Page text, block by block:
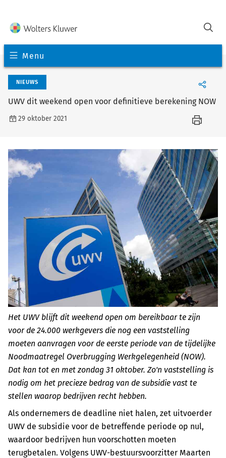
Menu
NIEUWS
UWV dit weekend open voor definitieve berekening NOW
29 oktober 2021
Het UWV blijft dit weekend open om bereikbaar te zijn
voor de 24.000 werkgevers die nog een vaststelling
moeten aanvragen voor de eerste periode van de tijdelijke
Noodmaatregel Overbrugging Werkgelegenheid (NOW).
Dat kan tot en met zondag 31 oktober. Zo'n vaststelling is
nodig om het precieze bedrag van de subsidie vast te
stellen waarop bedrijven recht hebben.
Als ondernemers de deadline niet halen, zet uitvoerder
UWV de subsidie voor de betreffende periode op nul,
waardoor bedrijven hun voorschotten moeten
terugbetalen. Volgens UWV-bestuursvoorzitter Maarten